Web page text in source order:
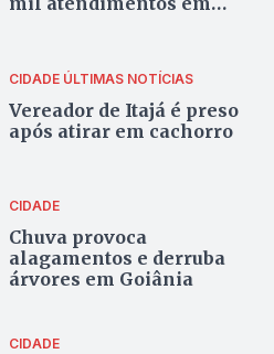
CIDADE ÚLTIMAS NOTÍCIAS
Vereador de Itajá é preso
após atirar em cachorro
CIDADE
Chuva provoca
alagamentos e derruba
árvores em Goiânia
CIDADE